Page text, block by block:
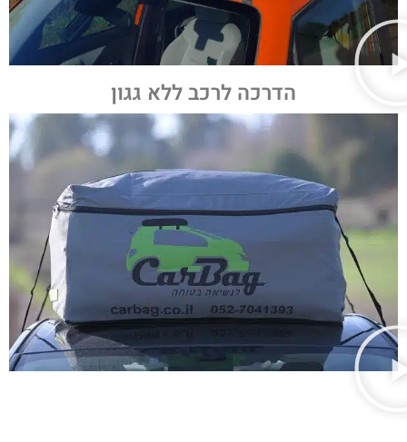
הדרכה לרכב ללא גגון